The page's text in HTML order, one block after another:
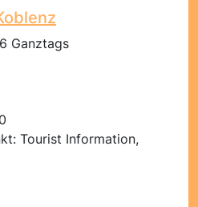
Ganztags
Tourist Information,